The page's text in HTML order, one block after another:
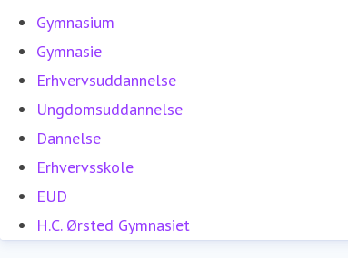
Gymnasium
Gymnasie
Erhvervsuddannelse
Ungdomsuddannelse
Dannelse
Erhvervsskole
EUD
H.C. Ørsted Gymnasiet